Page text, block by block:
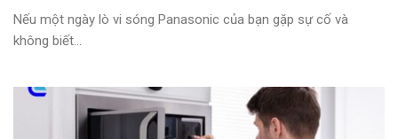
Nếu một ngày lò vi sóng Panasonic của bạn gặp sự cố và
không biết...